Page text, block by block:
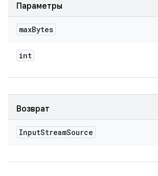
Параметры
maxBytes
int
Возврат
InputStreamSource